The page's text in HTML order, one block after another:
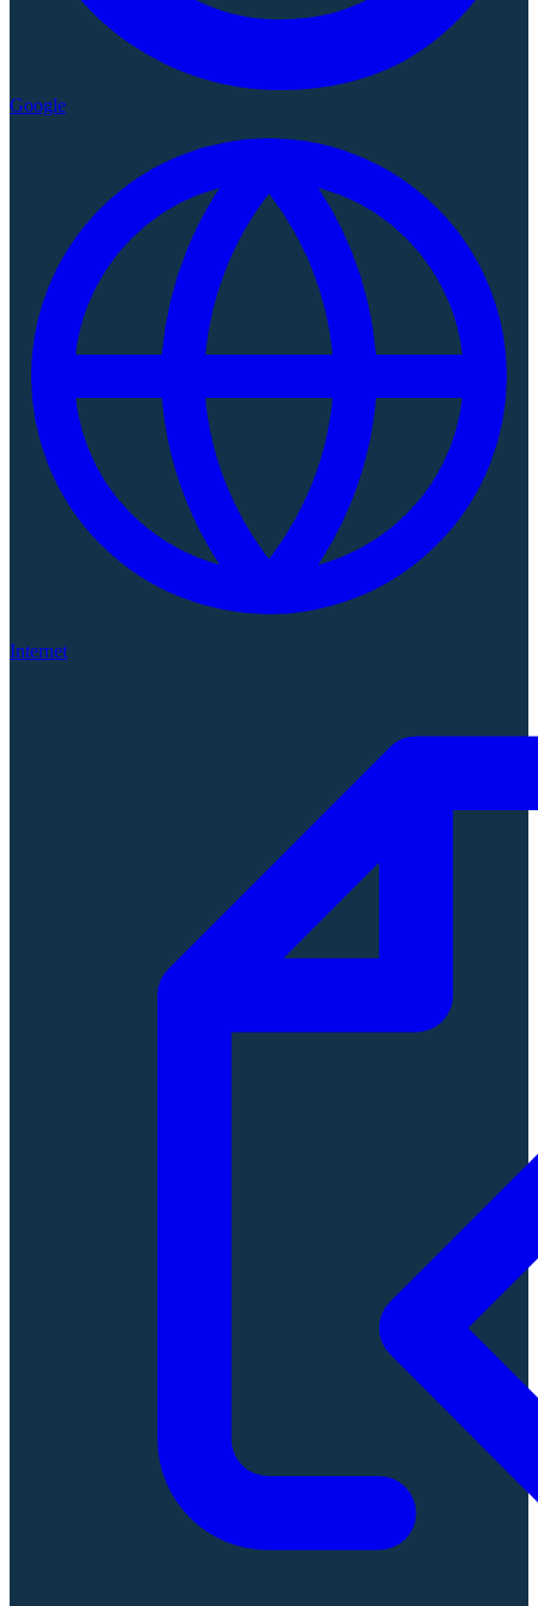
Google
Internet